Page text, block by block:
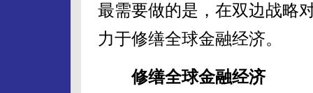
最需要做的是，在双边战略
力于修缮全球金融经济。
修缮全球金融经济